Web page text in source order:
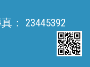
： 23445392